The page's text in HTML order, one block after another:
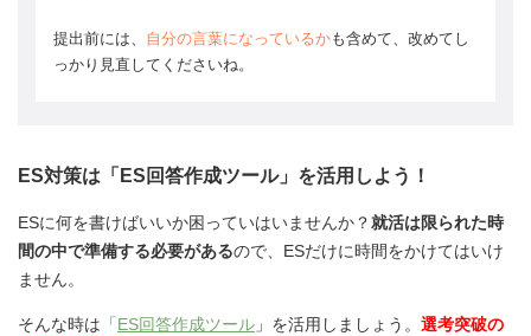
提出前には、 自分の言葉になっているかも含めて、改めてし
っかり見直してくださいね。
ES対策は「ES回答作成ツール」を活用しよう！
ESに何を書けばいいか困っていはいませんか？就活は限られた時
間の中で準備する必要があるので、ESだけに時間をかけてはいけ
ません。
そんな時は 「ES回答作成ツール 」を活用しましょう。 選考突破の